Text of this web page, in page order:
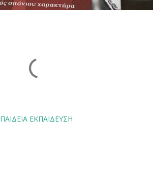
ΠΑΙΔΕΊΑ ΕΚΠΑΊΔΕΥΣΗ